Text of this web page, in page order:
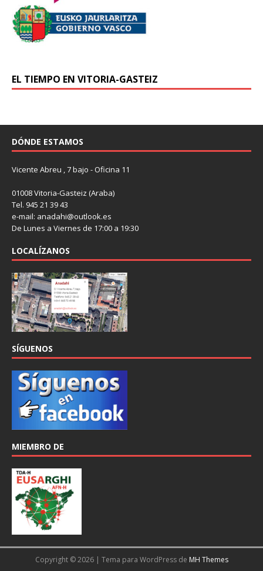
EL TIEMPO EN VITORIA-GASTEIZ
DÓNDE ESTAMOS
Vicente Abreu , 7 bajo - Oficina 11
01008 Vitoria-Gasteiz (Araba)
Tel. 945 21 39 43
e-mail: anadahi@outlook.es
De Lunes a Viernes de 17:00 a 19:30
LOCALÍZANOS
SÍGUENOS
MIEMBRO DE
Copyright © 2026 | Tema para WordPress de MH Themes